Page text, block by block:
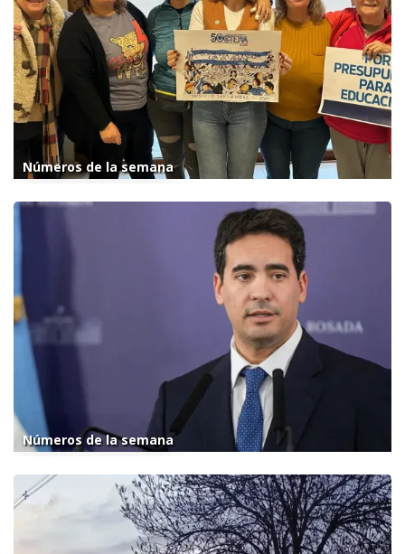
Números de la semana
Números de la semana